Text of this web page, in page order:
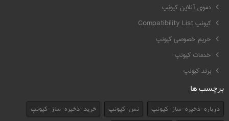
دموی آنلاین کیونپ
کیونپ Compatibility List
حریم خصوصی کیونپ
خدمات کیونپ
برند کیونپ
برچسب ها
درباره-ذخیره-ساز-کیونپ نس-کیونپ
خرید-ذخیره-ساز-کیونپ